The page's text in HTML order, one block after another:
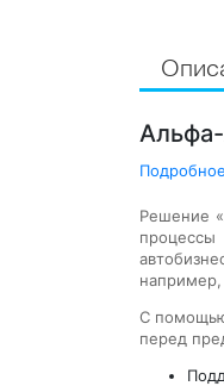
Решение
С
перед